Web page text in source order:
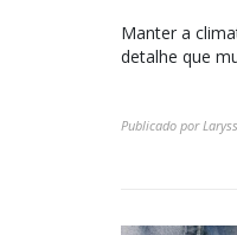
Manter a
detalhe que
Publicado por